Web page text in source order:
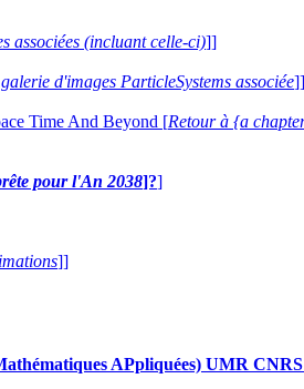
associées (incluant celle-ci)]]
d'images ParticleSystems associée]]
Time And Beyond [Retour à {a
pour l'An 2038]?]
]]
APpliquées) UMR